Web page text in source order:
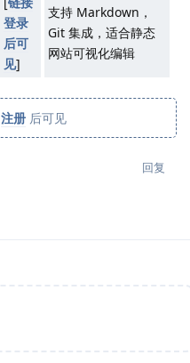
登录
后可
见]
支持 Markdown，
Git 集成，适合静态
网站可视化编辑
注册 后可见
回复